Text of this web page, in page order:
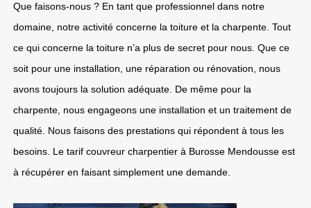
Que faisons-nous ? En tant que professionnel dans notre
domaine, notre activité concerne la toiture et la charpente. Tout
ce qui concerne la toiture n’a plus de secret pour nous. Que ce
soit pour une installation, une réparation ou rénovation, nous
avons toujours la solution adéquate. De même pour la
charpente, nous engageons une installation et un traitement de
qualité. Nous faisons des prestations qui répondent à tous les
besoins. Le tarif couvreur charpentier à Burosse Mendousse est
à récupérer en faisant simplement une demande.